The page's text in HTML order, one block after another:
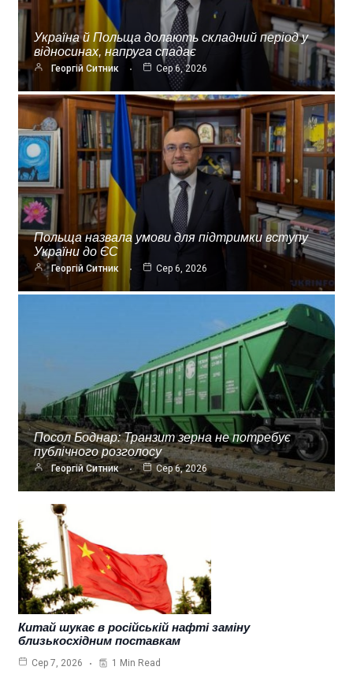
Україна й Польща долають складний період у
відносинах, напруга спадає
Георгій Ситник Сер 6, 2026
Польща назвала умови для підтримки вступу
України до ЄС
Георгій Ситник Сер 6, 2026
Посол Боднар: Транзит зерна не потребує
публічного розголосу
Георгій Ситник Сер 6, 2026
Китай шукає в російській нафті заміну
близькосхідним поставкам
Сер 7, 2026 1 Min Read